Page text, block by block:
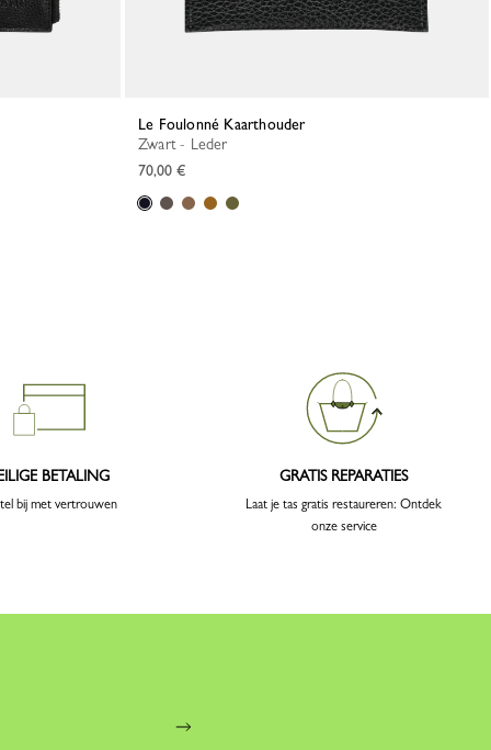
Le Foulonné Kaarthouder
Zwart - Leder
70,00 €
BETALING
bij met vertrouwen
GRATIS REPARATIES
Laat je tas gratis restaureren: Ontdek
onze service